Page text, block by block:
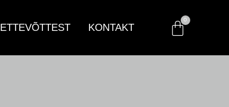
ETTEVÕTTEST KONTAKT